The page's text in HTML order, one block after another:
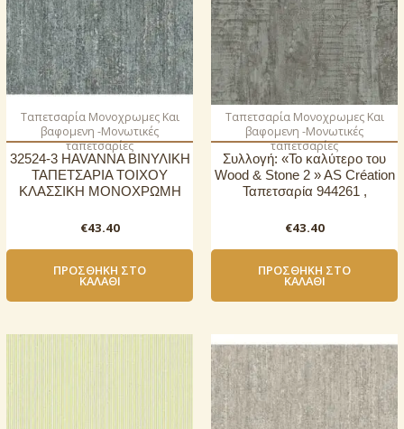
Ταπετσαρία Μονοχρωμες Και
βαφομενη -Μονωτικές
ταπετσαρίες
32524-3 HAVANNA ΒΙΝΥΛΙΚΗ
ΤΑΠΕΤΣΑΡΙΑ ΤΟΙΧΟΥ
ΚΛΑΣΣΙΚΗ ΜΟΝΟΧΡΩΜΗ
€43.40
ΠΡΟΣΘΉΚΗ ΣΤΟ
ΚΑΛΆΘΙ
Ταπετσαρία Μονοχρωμες Και
βαφομενη -Μονωτικές
ταπετσαρίες
Συλλογή: «Το καλύτερο του
Wood & Stone 2 » AS Création
Ταπετσαρία 944261 ,
€43.40
ΠΡΟΣΘΉΚΗ ΣΤΟ
ΚΑΛΆΘΙ